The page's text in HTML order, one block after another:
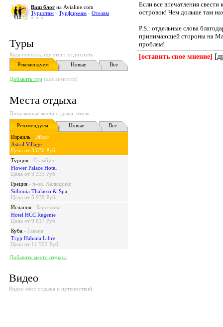
Ваш блог на Avialine.com
Туристам - Турфирмам - Отелям
Туры
Куда поехать, где стоит отдохнуть
Рекомендуем
Новые Все
Добавить тур (для агентств)
Места отдыха
Популярные места отдыха, отели
Рекомендуем
Новые
Все
Израиль - Эйлат
Astral Village
Цена от 3 636 Руб.
Турция - Стамбул
Flower Palace Hotel
Цена от 3 333 Руб.
Греция - п-ов. Халкидики
Sithonia Thalasso & Spa
Цена от 5 939 Руб.
Испания - Барселона
Hotel HCC Regente
Цена от 9 817 Руб.
Куба - Гавана
Tryp Habana Libre
Цена от 11 502 Руб.
Добавить место отдыха
Видео
Видео мест отдыха и путешествий
Если все впечатления
островок! Чем дольше там
P.S.: отдельные слова
принимающей стороны на
проблем!
[оставить свое мнение]